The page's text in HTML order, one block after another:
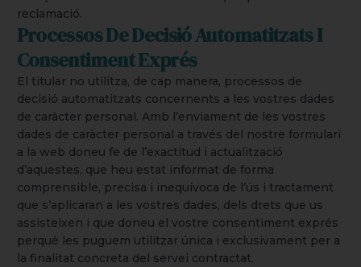
reclamació.
Processos De Decisió Automatitzats I
Consentiment Exprés
El titular no utilitza, de cap manera, processos de
decisió automatitzats concernents a les vostres dades
de caràcter personal. Amb l’enviament de les vostres
dades de caràcter personal a través del nostre formulari
a la web doneu fe de l’exactitud i actualització
d’aquestes, que heu estat informat de forma
comprensible, precisa i inequívoca de l’ús i tractament
que s’aplicaran a les vostres dades, dels drets que us
assisteixen i que doneu el vostre consentiment exprés
perquè les puguem utilitzar única i exclusivament per a
la finalitat concreta del servei contractat.